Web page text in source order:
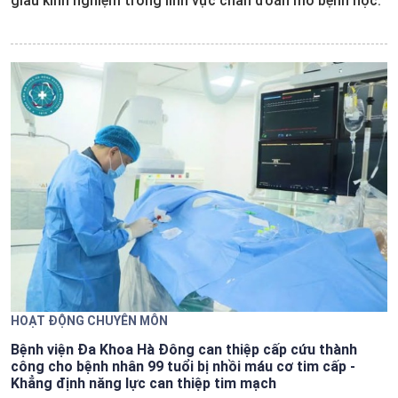
HOẠT ĐỘNG CHUYÊN MÔN
Bệnh viện Đa Khoa Hà Đông can thiệp cấp cứu thành
công cho bệnh nhân 99 tuổi bị nhồi máu cơ tim cấp -
Khẳng định năng lực can thiệp tim mạch